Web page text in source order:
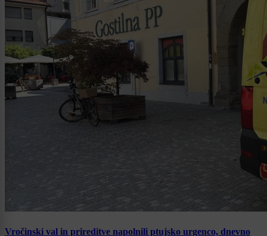
Vročinski val in prireditve napolnili ptujsko urgenco, dnevno